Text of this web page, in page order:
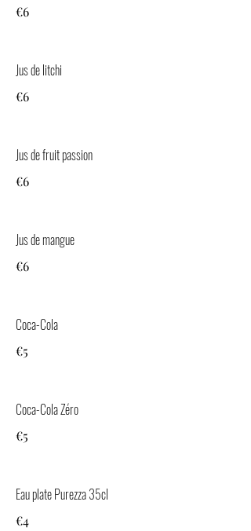
€6
Jus de litchi
€6
Jus de fruit passion
€6
Jus de mangue
€6
Coca-Cola
€5
Coca-Cola Zéro
€5
Eau plate Purezza 35cl
€4